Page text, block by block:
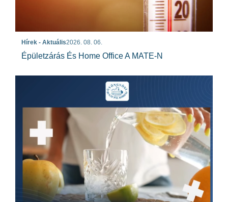
Hírek - Aktuális2026. 08. 06.
Épületzárás És Home Office A MATE-N